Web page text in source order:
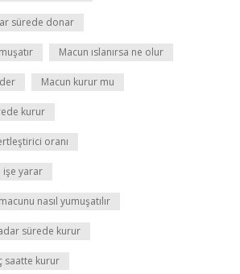
sürede donar
Macun ıslanırsa ne olur
Macun kurur mu
kurur
oranı
işe yarar
nasıl yumuşatılır
sürede kurur
saatte kurur